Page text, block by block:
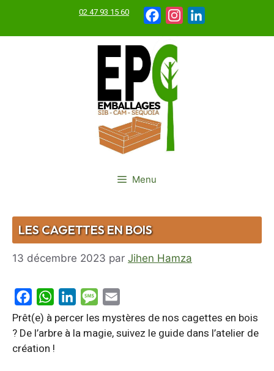
contenu
02 47 93 15 60 FacebookInstagram
Menu
LES CAGETTES EN BOIS
13 décembre 2023 par Jihen Hamza
a
c
e
W
h
a
t
i
n
M
e
s
m
a
Prêt(e) à percer les mystères de nos cagettes en bois
? De l’arbre à la magie, suivez le guide dans l’atelier de
création !